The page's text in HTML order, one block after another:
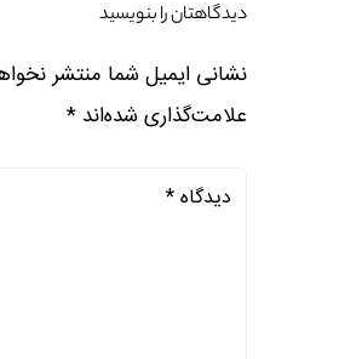
دیدگاهتان را بنویسید
نشانی ایمیل شما منتشر
علامت‌گذاری شده‌اند *